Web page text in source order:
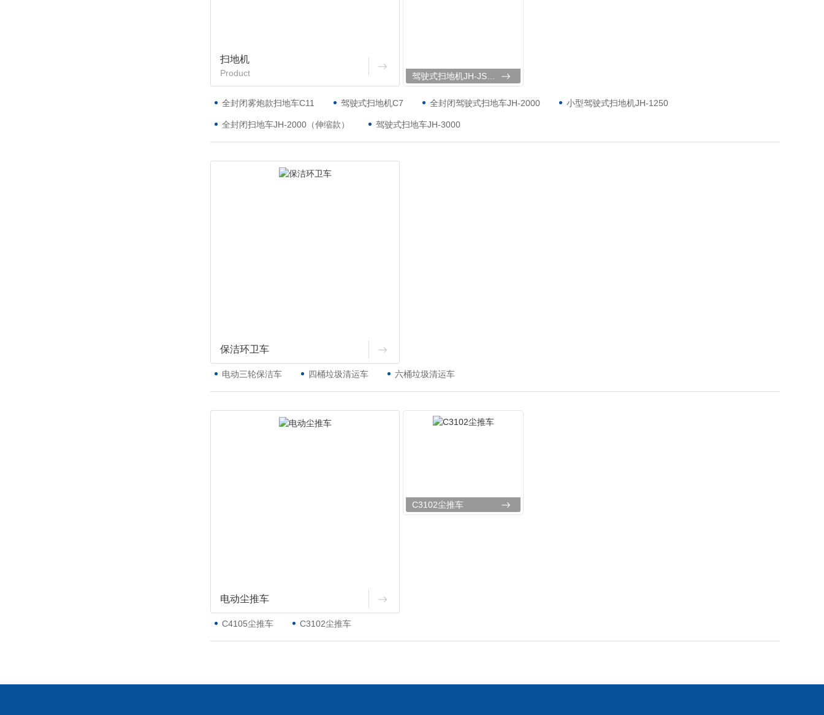
扫地机
Product 驾驶式扫地机JH-JS1800
全封闭雾炮款扫地车C11 驾驶式扫地机C7 全封闭驾驶式扫地车JH-2000 小型驾驶式扫地机JH-1250
全封闭扫地车JH-2000（伸缩款） 驾驶式扫地车JH-3000
保洁环卫车
电动三轮保洁车 四桶垃圾清运车 六桶垃圾清运车
电动尘推车
C3102尘推车
C4105尘推车 C3102尘推车